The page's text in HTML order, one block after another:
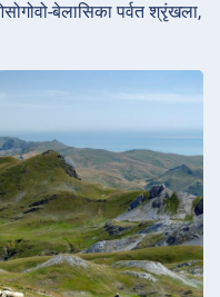
बेलासिका पर्वत श्रृंखला,